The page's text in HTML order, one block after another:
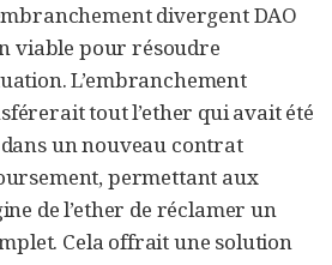
divergent DAO
viable pour résoudre
L’embranchement
tout l’ether qui avait été
un nouveau contrat
permettant aux
de l’ether de réclamer un
Cela offrait une solution